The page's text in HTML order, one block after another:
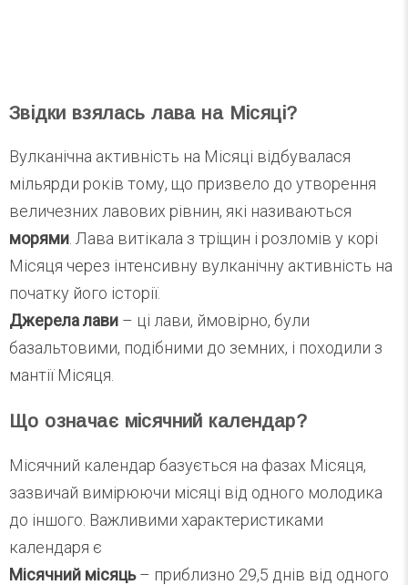
Звідки взялась лава на Місяці?
Вулканічна активність на Місяці відбувалася
мільярди років тому, що призвело до утворення
величезних лавових рівнин, які називаються
морями. Лава витікала з тріщин і розломів у корі
Місяця через інтенсивну вулканічну активність на
початку його історії.
Джерела лави – ці лави, ймовірно, були
базальтовими, подібними до земних, і походили з
мантії Місяця.
Що означає місячний календар?
Місячний календар базується на фазах Місяця,
зазвичай вимірюючи місяці від одного молодика
до іншого. Важливими характеристиками
календаря є
Місячний місяць– приблизно 29,5 днів від одного